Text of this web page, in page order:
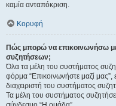
καμία ανταπόκριση.
Κορυφή
Πώς μπορώ να επικοινωνήσω με
συζητήσεων;
Όλα τα μέλη του συστήματος
φόρμα “Επικοινωνήστε μαζί μας”,
διαχειριστή του συστήματος
Τα μέλη του συστήματος